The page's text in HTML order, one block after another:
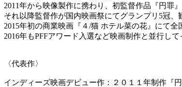
2011年から映像製作に携わり、初監督作品『円罪
それ以降監督作が国内映画祭にてグランプリ5冠、
2015年初の商業映画『４/猫 ホテル菜の花』にて全
2016年もPFFアワード入選など映画制作と並行し
〈代表作〉
インディーズ映画デビュー作：２０１１年制作『円